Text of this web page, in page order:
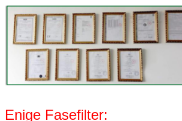
Enige Fasefilter: